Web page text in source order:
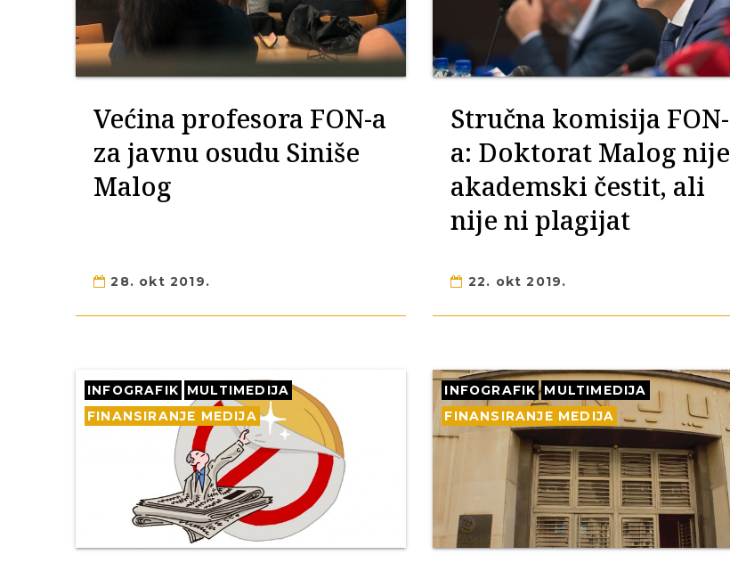
Većina profesora FON-a
za javnu osudu Siniše
Malog
28. okt 2019.
Stručna komisija FON-
a: Doktorat Malog nije
akademski čestit, ali
nije ni plagijat
22. okt 2019.
INFOGRAFIK
MULTIMEDIJA
FINANSIRANJE MEDIJA
INFOGRAFIK
MULTIMEDIJA
FINANSIRANJE MEDIJA